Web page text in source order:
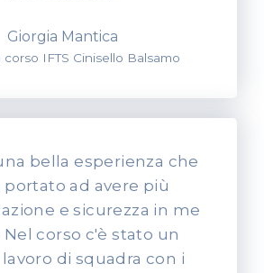
Giorgia Mantica
corso IFTS Cinisello Balsamo
bella esperienza che
portato ad avere più
e sicurezza in me
Nel corso c'è stato un
di squadra con i